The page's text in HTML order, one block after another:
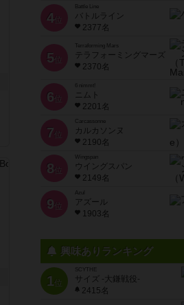
4位
Battle Line
バトルライン
2377名
5 位
Terraforming Mars
テラフォーミングマーズ
2370名
6 位
ニムト
2201名
7 位
Carcassonne
カルカソンヌ
2190名
8 位
Wingspan
ウイングスパン
2149名
9 位
Azul
アズール
1903名
興味ありランキング
1位
SCYTHE
サイズ -大鎌戦役-
2415名